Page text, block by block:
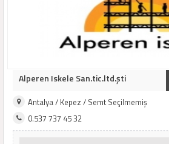
Alperen Iskele San.tic.ltd.şti
Antalya / Kepez / Semt Seçilmemiş
0.537 737 45 32